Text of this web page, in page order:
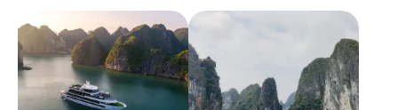
fraîcheur avec Vietnam
Evasion.
meilleure baie pour votre
croisière au Vietnam.